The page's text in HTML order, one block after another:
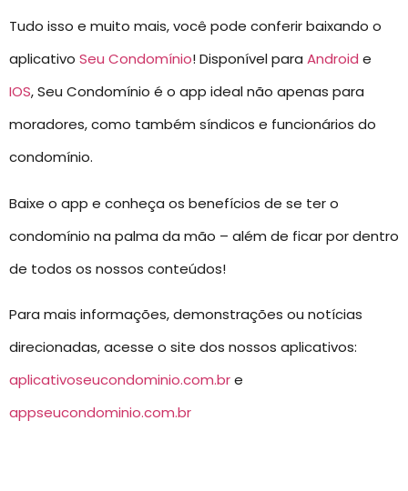
Tudo isso e muito mais, você pode conferir baixando o
aplicativo Seu Condomínio! Disponível para Android e
IOS, Seu Condomínio é o app ideal não apenas para
moradores, como também síndicos e funcionários do
condomínio.
Baixe o app e conheça os benefícios de se ter o
condomínio na palma da mão – além de ficar por dentro
de todos os nossos conteúdos!
Para mais informações, demonstrações ou notícias
direcionadas, acesse o site dos nossos aplicativos:
aplicativoseucondominio.com.bre
appseucondominio.com.br